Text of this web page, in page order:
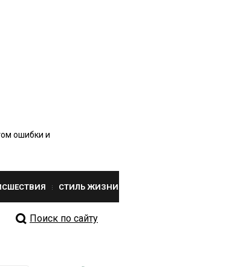
ошибки и
СТИЛЬ ЖИЗНИ
Поиск по сайту